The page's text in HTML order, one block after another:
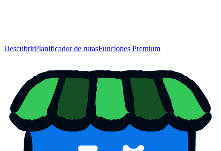
DescubrirPlanificador de rutasFunciones Premium